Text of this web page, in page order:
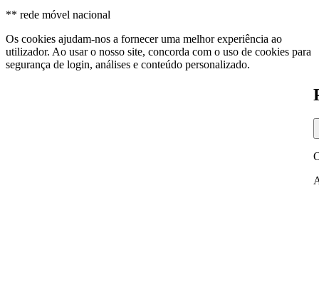
** rede móvel nacional
Os cookies ajudam-nos a fornecer uma melhor experiência ao
utilizador. Ao usar o nosso site, concorda com o uso de cookies para
segurança de login, análises e conteúdo personalizado.